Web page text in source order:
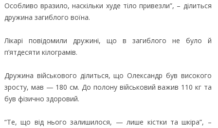
Особливо вразило, наскільки худе тіло привезли”, – ділиться
дружина загиблого воїна.
Лікарі повідомили дружині, що в загиблого не було й
п’ятдесяти кілограмів.
Дружина військового ділиться, що Олександр був високого
зросту, мав — 180 см. До полону військовий важив 110 кг та
був фізично здоровий.
“Те, що від нього залишилося, — лише кістки та шкіра”, –